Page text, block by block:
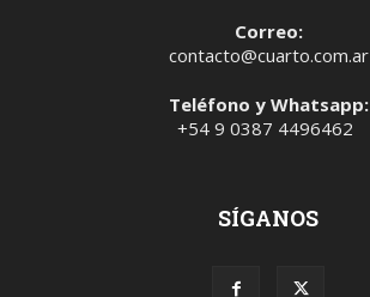
Correo:
contacto@cuarto.com.ar
Teléfono y Whatsapp:
+54 9 0387 4496462
SÍGANOS